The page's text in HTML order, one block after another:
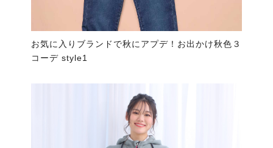
お気に入りブランドで秋にアプデ！お出かけ秋色３
コーデ style1